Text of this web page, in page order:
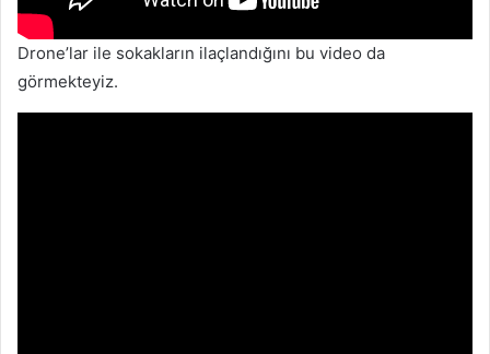
Drone’lar ile sokakların ilaçlandığını bu video da
görmekteyiz.